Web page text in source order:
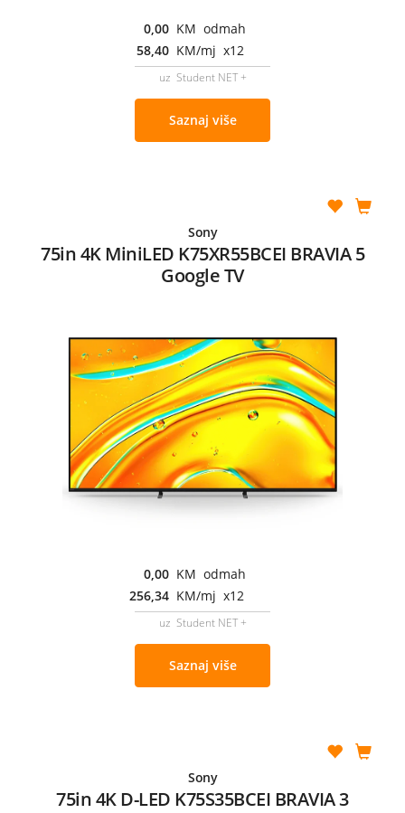
0,00 KM odmah
58,40 KM/mj x12
uz Student NET +
Saznaj više
Sony
75in 4K MiniLED K75XR55BCEI BRAVIA 5
Google TV
0,00 KM odmah
256,34 KM/mj x12
uz Student NET +
Saznaj više
Sony
75in 4K D-LED K75S35BCEI BRAVIA 3